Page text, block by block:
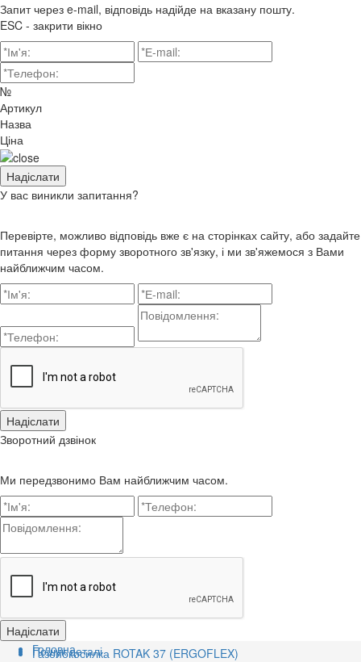
Запит через e-mail, відповідь надійде на вказану пошту.
ESC - закрити вікно
№
Артикул
Назва
Ціна
У вас виникли запитання?
Перевірте, можливо відповідь вже є на сторінках сайту, або задайте
питання через форму зворотного зв'язку, і ми зв'яжемося з Вами
найближчим часом.
Зворотний дзвінок
Ми передзвонимо Вам найближчим часом.
Головна
Пошук деталі
Газонокосилка ROTAK 37 (ERGOFLEX)